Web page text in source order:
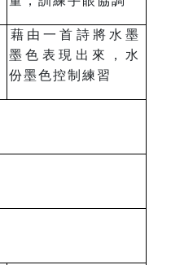
藉由一首詩將水墨
墨色表現出來，水
份墨色控制練習